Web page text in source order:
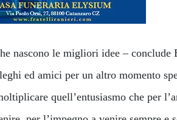
nascono le migliori idee – conclude
ed amici per un altro momento
quell’entusiasmo che per